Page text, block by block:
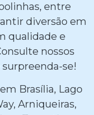
entre
diversão em
qualidade e
nossos
se!
Brasília, Lago
Arniqueiras,